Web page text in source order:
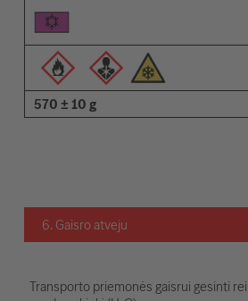
570 ± 10 g
6. Gaisro atveju
Transporto priemonės gaisrui gesinti